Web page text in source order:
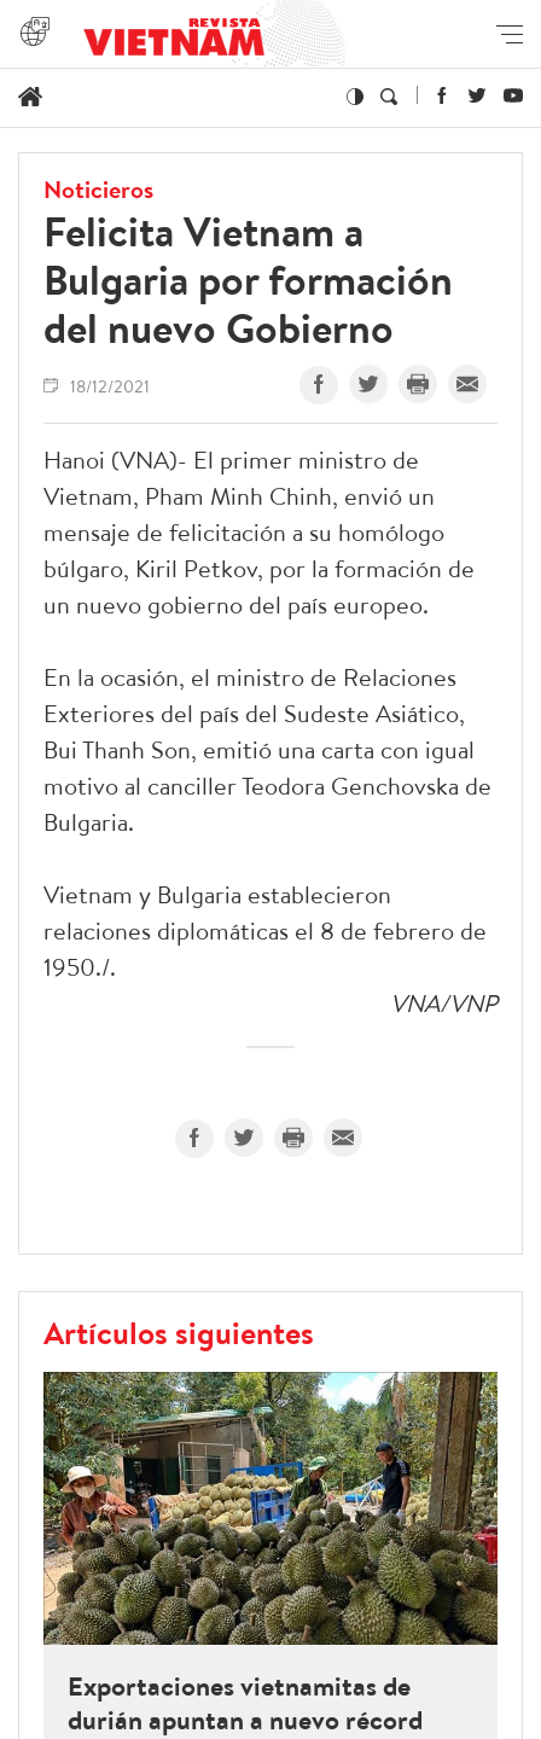
Noticieros
Felicita Vietnam a
Bulgaria por formación
del nuevo Gobierno
18/12/2021
Hanoi (VNA)- El primer ministro de
Vietnam, Pham Minh Chinh, envió un
mensaje de felicitación a su homólogo
búlgaro, Kiril Petkov, por la formación de
un nuevo gobierno del país europeo.
En la ocasión, el ministro de Relaciones
Exteriores del país del Sudeste Asiático,
Bui Thanh Son, emitió una carta con igual
motivo al canciller Teodora Genchovska de
Bulgaria.
Vietnam y Bulgaria establecieron
relaciones diplomáticas el 8 de febrero de
1950./.
VNA/VNP
Artículos siguientes
Exportaciones vietnamitas de
durián apuntan a nuevo récord